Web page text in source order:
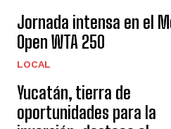
Jornada intensa en el
Open WTA 250
LOCAL
Yucatán, tierra de
oportunidades para la